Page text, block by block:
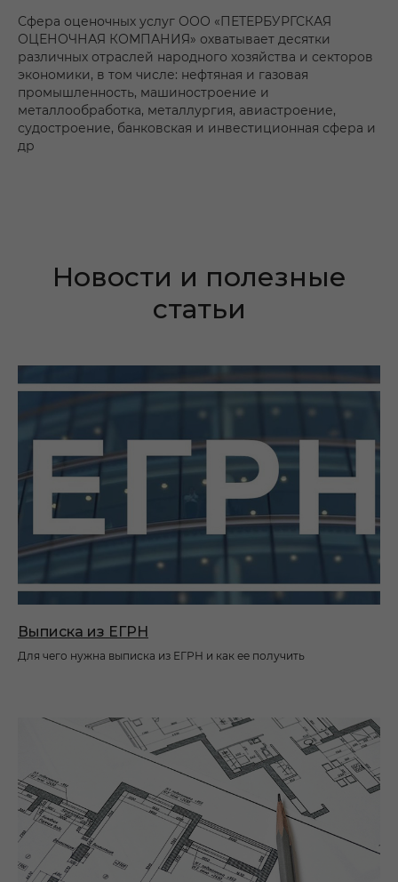
Сфера оценочных услуг ООО «ПЕТЕРБУРГСКАЯ
ОЦЕНОЧНАЯ КОМПАНИЯ» охватывает десятки
различных отраслей народного хозяйства и секторов
экономики, в том числе: нефтяная и газовая
промышленность, машиностроение и
металлообработка, металлургия, авиастроение,
судостроение, банковская и инвестиционная сфера и
др
Новости и полезные
статьи
Выписка из ЕГРН
Для чего нужна выписка из ЕГРН и как ее получить